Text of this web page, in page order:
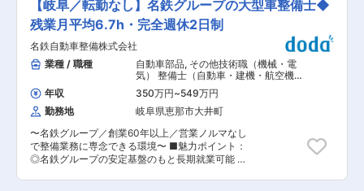
す。オフィスで落ち着いて業務を進める時間もし
っかり確保 できるため、体力的にも無理なく、集
中して仕事に取り組めます。 ■休日出勤への対応
も万全 業務の都合上、やむを得ず休日に出勤いた
だく場合がありますが、その際は「振替休日」を
取得していただきます。オンとオフの切り替えを
大切にできる環境づくりに努めています。 ■個人
の目標数字が設定されており結果を出した分だけ
収入UPに繋がる仕組みです。 ■「土地を無事に
引き渡す」「工程を円滑に進める」といった目に
見える成果がしっかり評価されるため、モチベー
ション高く業務に励むことができます。
び海外にて水産事業を展開しております。 ＜同社
の魅力＞ 「住宅だけでなく観光ホテル・温浴施
設・アパレルなどの事業も手掛け顧客の生活に寄
り添い、地域社会に貢献したいという社長の強い
想いがあります。 また、積極的にDX化も進めて
おり、紙文化ではないため効率的に業務を進める
ことが可能です。 ＜おすすめポイント＞ ◆1988
年創業で地域密着の事業展開。ディベロッパーの
側面も兼ね備えた住宅メーカー。 ◆注文住宅、建
売住宅だけでなく、ホテルや温浴施設などの開発
なども行っています。 ◆岐阜エリアでは着工件数
11年連続No.1の実績。 ◆代表がトレンドに敏感で
せん。
売業務を行います。 ・お客さまのアフターフォロ
ー 担当のお客さまへお車の調子伺い、車検・点検
のご案内、車の情報提供等を行い、お客さまのカ
ーライフのお役に立つサポートをします。 ・損害
保険代理店業務 ほか ■仕事の流れ ・ご来店い
ただいたお客さまにお声がけし、気になっている
ことやお困りごとをヒアリングします。 ・店舗に
は多様な車種をご用意しており、試乗を通じてそ
れぞれの車種の魅力や最先端の技術を体感してい
ただきます。 ・お客さまのニーズに応じて適切な
お車をご提案。購入プランと併せてオプションや
保険についてもご提案します。 ・ご契約となった
ら、納車に向けた準備をします。購入いただいた
後も、定期的な点検・車検など、快適なカーライ
【岐阜／転勤なし】名鉄グループの大型車整備士◆
残業月平均6.7h・完全週休2日制
名鉄自動車整備株式会社
業種 / 職種
自動車部品, その他技術職（機械・電
気） 整備士（自動車・建機・航空機な
ど）
年収 350万円~549万円
勤務地
岐阜県恵那市大井町
〜名鉄グループ／創業60年以上／営業ノルマなし
で整備業務に専念できる環境〜 ■魅力ポイント：
◎名鉄グループの安定基盤のもと長期就業可能 ◎